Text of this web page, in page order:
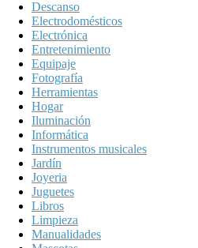
Descanso
Electrodomésticos
Electrónica
Entretenimiento
Equipaje
Fotografía
Herramientas
Hogar
Iluminación
Informática
Instrumentos musicales
Jardín
Joyeria
Juguetes
Libros
Limpieza
Manualidades